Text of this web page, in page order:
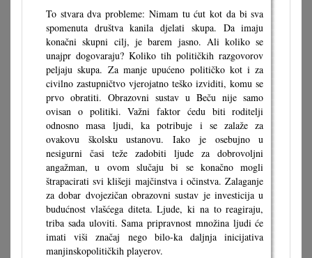
To stvara dva probleme: Nimam tu ćut kot da bi sva
spomenuta društva kanila djelati skupa. Da imaju
konačni skupni cilj, je barem jasno. Ali koliko se
unajpr dogovaraju? Koliko tih političkih razgovorov
peljaju skupa. Za manje upućeno političko kot i za
civilno zastupničtvo vjerojatno teško izviditi, komu se
prvo obratiti. Obrazovni sustav u Beču nije samo
ovisan o politiki. Važni faktor ćedu biti roditelji
odnosno masa ljudi, ka potribuje i se zalaže za
ovakovu školsku ustanovu. Iako je osebujno u
nesigurni časi teže zadobiti ljude za dobrovoljni
angažman, u ovom slučaju bi se konačno mogli
štrapacirati svi klišeji majčinstva i očinstva. Zalaganje
za dobar dvojezičan obrazovni sustav je investicija u
budućnost vlašćega diteta. Ljude, ki na to reagiraju,
triba sada uloviti. Sama pripravnost množina ljudi će
imati viši značaj nego bilo-ka daljnja inicijativa
manjinskopolitičkih playerov.